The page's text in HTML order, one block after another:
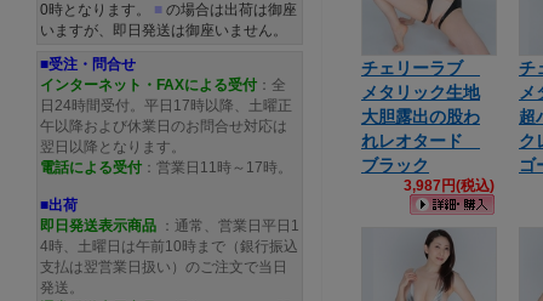
チェリーラブ
メタリック生地
大胆露出の股わ
れレオタード
ブラック
3,987円(税込)
チ
メ
超
ク
ゴ
0時となります。 ■ の場合は出荷は御座
いますが、即日発送は御座いません。
■受注・問合せ
インターネット・FAXによる受付 ：全
日24時間受付。平日17時以降、土曜正
午以降および休業日のお問合せ対応は
翌日以降となります。
電話による受付 ：営業日11時～17時。
■出荷
即日発送表示商品 ：通常、営業日平日1
4時、土曜日は午前10時まで（銀行振込
支払は翌営業日扱い）のご注文で当日
発送。